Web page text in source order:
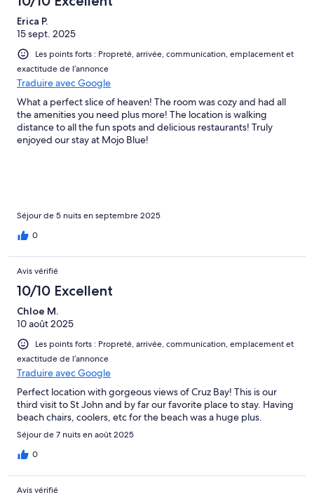
Erica P.
15 sept. 2025
Les points forts : Propreté, arrivée, communication, emplacement et
exactitude de l’annonce
Traduire avec Google
What a perfect slice of heaven! The room was cozy and had all
the amenities you need plus more! The location is walking
distance to all the fun spots and delicious restaurants! Truly
enjoyed our stay at Mojo Blue!
Séjour de 5 nuits en septembre 2025
0
Avis vérifié
10/10 Excellent
Chloe M.
10 août 2025
Les points forts : Propreté, arrivée, communication, emplacement et
exactitude de l’annonce
Traduire avec Google
Perfect location with gorgeous views of Cruz Bay! This is our
third visit to St John and by far our favorite place to stay. Having
beach chairs, coolers, etc for the beach was a huge plus.
Séjour de 7 nuits en août 2025
0
Avis vérifié